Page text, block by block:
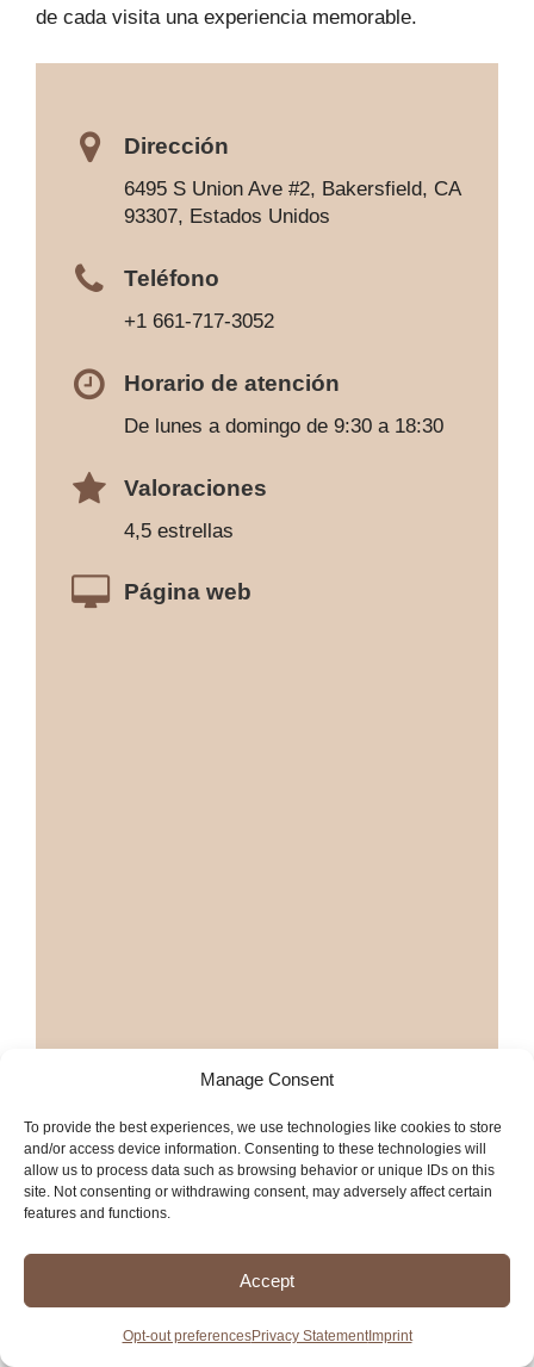
Manage Consent
To provide the best experiences, we use technologies like cookies to store
and/or access device information. Consenting to these technologies will
allow us to process data such as browsing behavior or unique IDs on this
site. Not consenting or withdrawing consent, may adversely affect certain
features and functions.
Accept
Opt-out preferencesPrivacy StatementImprint
de cada visita una experiencia memorable.
Dirección
6495 S Union Ave #2, Bakersfield, CA
93307, Estados Unidos
Teléfono
+1 661-717-3052
Horario de atención
De lunes a domingo de 9:30 a 18:30
Valoraciones
4,5 estrellas
Página web
Más restaurantes de mariscos en
Bakersfield